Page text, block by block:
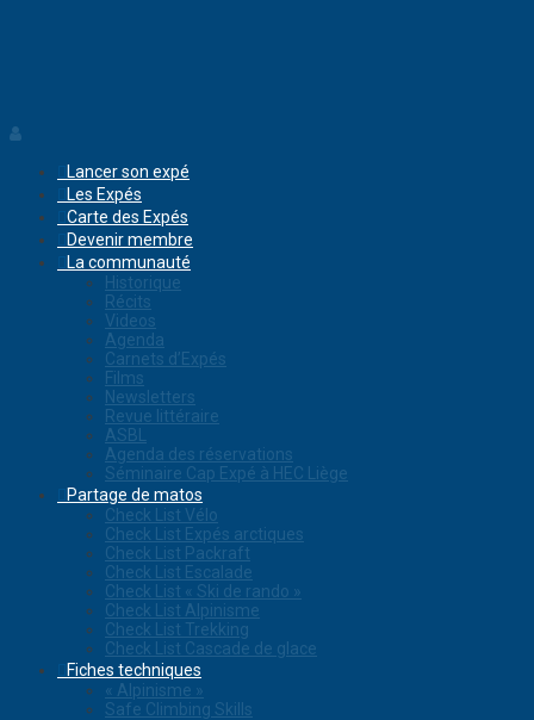
Lancer son expé
Les Expés
Carte des Expés
Devenir membre
La communauté
Historique
Récits
Videos
Agenda
Carnets d’Expés
Films
Newsletters
Revue littéraire
ASBL
Agenda des réservations
Séminaire Cap Expé à HEC Liège
Partage de matos
Check List Vélo
Check List Expés arctiques
Check List Packraft
Check List Escalade
Check List « Ski de rando »
Check List Alpinisme
Check List Trekking
Check List Cascade de glace
Fiches techniques
« Alpinisme »
Safe Climbing Skills